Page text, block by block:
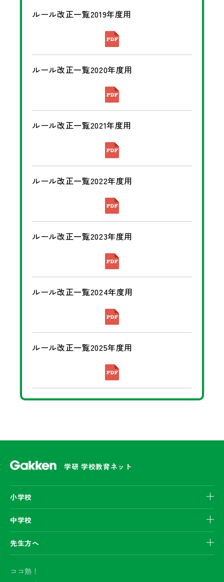
ルール改正一覧2019年度用
ルール改正一覧2020年度用
ルール改正一覧2021年度用
ルール改正一覧2022年度用
ルール改正一覧2023年度用
ルール改正一覧2024年度用
ルール改正一覧2025年度用
学研 学校教育ネット
小学校
中学校
先生方へ
ココ熱！